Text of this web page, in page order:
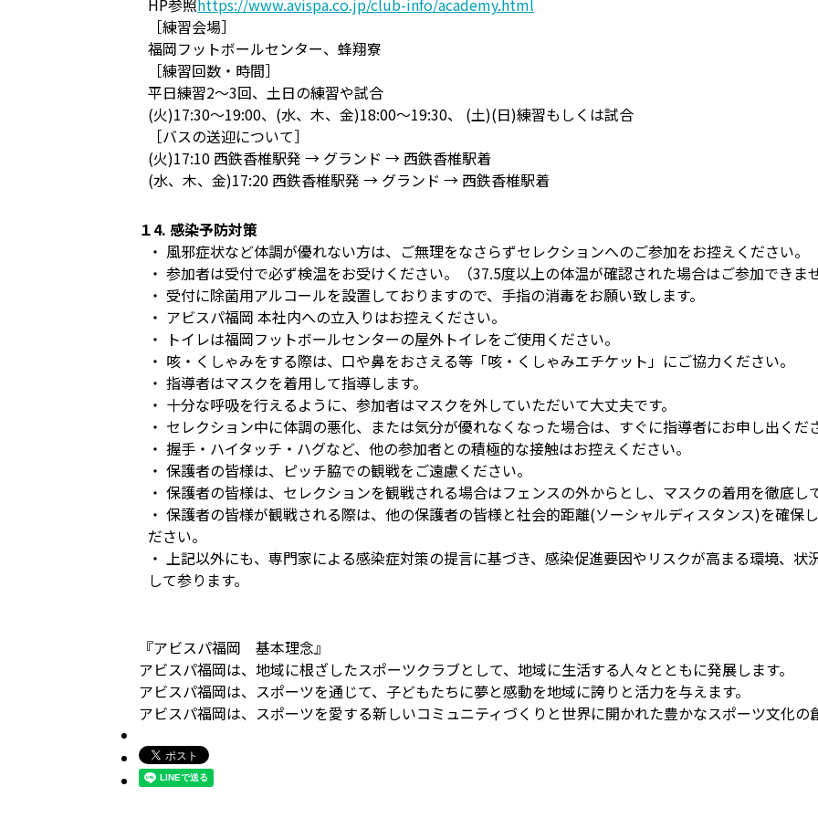
HP参照https://www.avispa.co.jp/club-info/academy.html
［練習会場］
福岡フットボールセンター、蜂翔寮
［練習回数・時間］
平日練習2〜3回、土日の練習や試合
(火)17:30〜19:00、(水、木、金)18:00〜19:30、 (土)(日)練習もしくは試合
［バスの送迎について］
(火)17:10 西鉄香椎駅発 → グランド → 西鉄香椎駅着
(水、木、金)17:20 西鉄香椎駅発 → グランド → 西鉄香椎駅着
１4. 感染予防対策
・ 風邪症状など体調が優れない方は、ご無理をなさらずセレクションへのご参加をお控えください。
・ 参加者は受付で必ず検温をお受けください。（37.5度以上の体温が確認された場合はご参加できま
・ 受付に除菌用アルコールを設置しておりますので、手指の消毒をお願い致します。
・ アビスパ福岡 本社内への立入りはお控えください。
・ トイレは福岡フットボールセンターの屋外トイレをご使用ください。
・ 咳・くしゃみをする際は、口や鼻をおさえる等「咳・くしゃみエチケット」にご協力ください。
・ 指導者はマスクを着用して指導します。
・ 十分な呼吸を行えるように、参加者はマスクを外していただいて大丈夫です。
・ セレクション中に体調の悪化、または気分が優れなくなった場合は、すぐに指導者にお申し出くだ
・ 握手・ハイタッチ・ハグなど、他の参加者との積極的な接触はお控えください。
・ 保護者の皆様は、ピッチ脇での観戦をご遠慮ください。
・ 保護者の皆様は、セレクションを観戦される場合はフェンスの外からとし、マスクの着用を徹底し
・ 保護者の皆様が観戦される際は、他の保護者の皆様と社会的距離(ソーシャルディスタンス)を確保
ださい。
・ 上記以外にも、専門家による感染症対策の提言に基づき、感染促進要因やリスクが高まる環境、
して参ります。
『アビスパ福岡 基本理念』
アビスパ福岡は、地域に根ざしたスポーツクラブとして、地域に生活する人々とともに発展します。
アビスパ福岡は、スポーツを通じて、子どもたちに夢と感動を地域に誇りと活力を与えます。
アビスパ福岡は、スポーツを愛する新しいコミュニティづくりと世界に開かれた豊かなスポーツ文化の